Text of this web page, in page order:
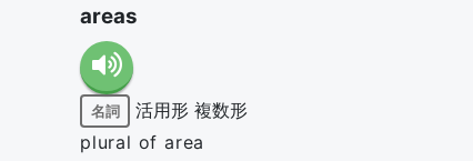
areas
名詞 活用形 複数形
plural of area